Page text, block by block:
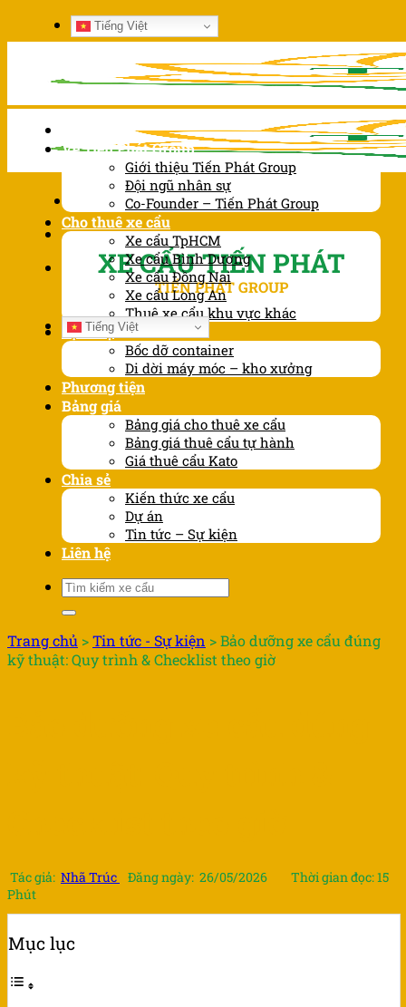
Chuyển
đến
Tiếng Việt
XE CẨU TIẾN PHÁT
TIẾN PHÁT GROUP
Tiếng Việt
Về Tiến Phát Group
Giới thiệu Tiến Phát Group
Đội ngũ nhân sự
Co-Founder – Tiến Phát Group
Cho thuê xe cẩu
Xe cẩu TpHCM
Xe cẩu Bình Dương
Xe cẩu Đồng Nai
Xe cẩu Long An
Thuê xe cẩu khu vực khác
Dịch vụ
Bốc dỡ container
Di dời máy móc – kho xưởng
Phương tiện
Bảng giá
Bảng giá cho thuê xe cẩu
Bảng giá thuê cẩu tự hành
Giá thuê cẩu Kato
Chia sẻ
Kiến thức xe cẩu
Dự án
Tin tức – Sự kiện
Liên hệ
Tìm
Trang chủ >Tin tức - Sự kiện >Bảo dưỡng xe cẩu đúng
kỹ thuật: Quy trình & Checklist theo giờ
Tác giả: Nhã Trúc Đăng ngày: 26/05/2026
Thời gian đọc: 15
Phút
Mục lục